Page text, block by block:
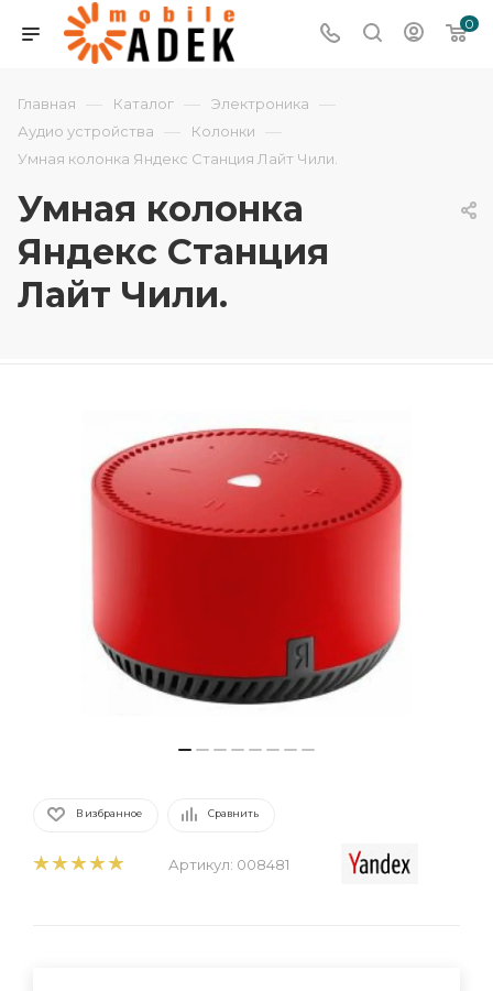
0
Главная — Каталог — Электроника —
Аудио устройства — Колонки —
Умная колонка Яндекс Станция Лайт Чили.
Умная колонка
Яндекс Станция
Лайт Чили.
В избранное Сравнить
Артикул: 008481